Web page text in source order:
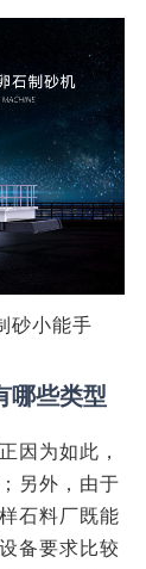
砂小能手
哪些类型
因为如此，
另外，由于
石料厂既能
备要求比较